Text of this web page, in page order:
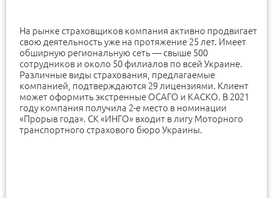
На рынке страховщиков компания активно продвигает
свою деятельность уже на протяжение 25 лет. Имеет
обширную региональную сеть — свыше 500
сотрудников и около 50 филиалов по всей Украине.
Различные виды страхования, предлагаемые
компанией, подтверждаются 29 лицензиями. Клиент
может оформить экстренные ОСАГО и КАСКО. В 2021
году компания получила 2-е место в номинации
«Прорыв года». СК «ИНГО» входит в лигу Моторного
транспортного страхового бюро Украины.